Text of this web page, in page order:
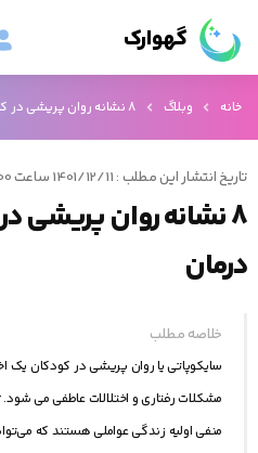
گهوارک
خانه وبلاگ 8 نشانه روان پریشی در کودکان، علل و درمان
تاریخ انتشار این مطلب : 1401/12/11 ساعت 00:00:00
8 نشانه روان پریشی
درمان
خلاصه مطلب
سایکوپاتی یا روان پریشی در کودکان
مشکلات رفتاری و اختلالات عاطفی می
منفی اولیه زندگی عواملی هستند که